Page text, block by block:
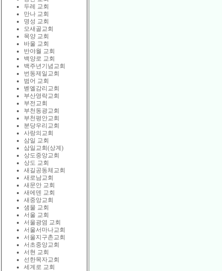
두레 교회
만나 교회
명성 교회
모새골교회
목양 교회
바울 교회
반야월 교회
백양로 교회
백주년기념교회
번동제일교회
범어 교회
벧엘감리교회
부산영락교회
부전교회
부천동광교회
부천평안교회
분당우리교회
사랑의교회
삼일 교회
삼일교회(상계)
상도중앙교회
상도 교회
새길공동체교회
새로남교회
새문안 교회
새에덴 교회
새중앙교회
샘물 교회
서울 교회
서울광염 교회
서울서마나교회
서울지구촌교회
서초중앙교회
서현 교회
선한목자교회
세계로 교회